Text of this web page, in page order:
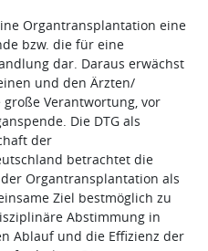
Organtransplantation eine
bzw. die für eine
dar. Daraus erwächst
und den Ärzten/
Verantwortung, vor
Die DTG als
der
betrachtet die
Organtransplantation als
Ziel bestmöglich zu
Abstimmung in
Ablauf und die Effizienz der